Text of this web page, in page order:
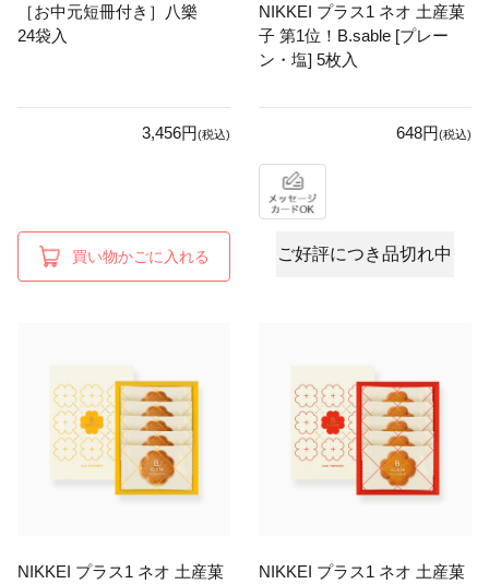
［お中元短冊付き］八樂
24袋入
3,456円(税込)
買い物かごに入れる
NIKKEI プラス1 ネオ 土産菓
子 第1位！B.sable [プレー
ン・塩] 5枚入
648円(税込)
ご好評につき品切れ中
NIKKEI プラス1 ネオ 土産菓
NIKKEI プラス1 ネオ 土産菓